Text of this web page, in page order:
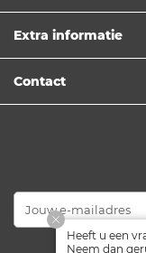
Extra informatie
Contact
Heeft u een
Neem dan